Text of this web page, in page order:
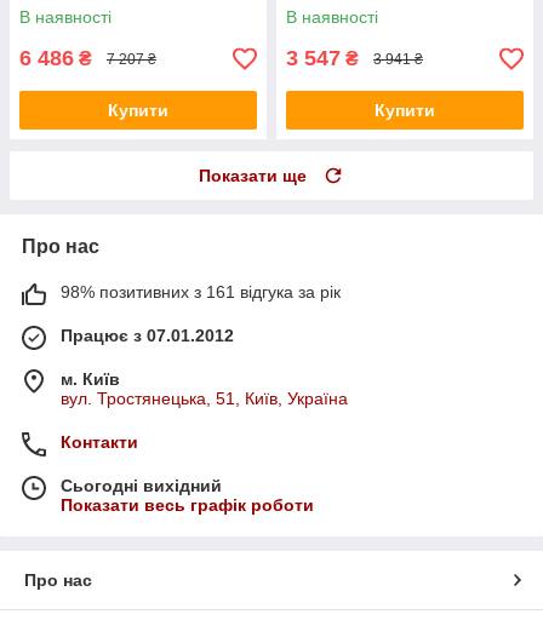
В наявності
6 486 ₴ 7 207 ₴
Купити
В наявності
3 547 ₴ 3 941 ₴
Купити
Показати ще
Про нас
98% позитивних з 161 відгука за рік
Працює з 07.01.2012
м. Київ
вул. Тростянецька, 51, Київ, Україна
Контакти
Сьогодні вихідний
Показати весь графік роботи
Про нас